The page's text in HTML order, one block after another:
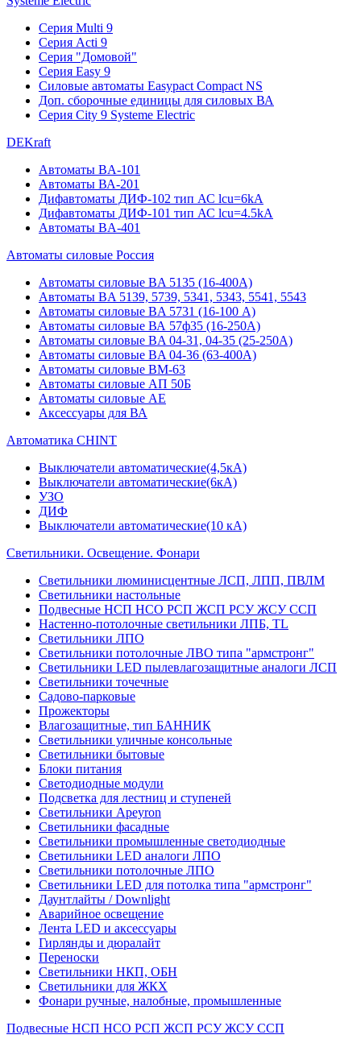
Серия Multi 9
Серия Acti 9
Серия "Домовой"
Серия Easy 9
Силовые автоматы Easypact Compact NS
Доп. сборочные единицы для силовых ВА
Серия City 9 Systeme Electric
DEKraft
Автоматы BA-101
Автоматы ВА-201
Дифавтоматы ДИФ-102 тип АС lcu=6kA
Дифавтоматы ДИФ-101 тип АС lcu=4.5kA
Автоматы BA-401
Автоматы силовые Россия
Автоматы силовые BA 5135 (16-400А)
Автоматы BA 5139, 5739, 5341, 5343, 5541, 5543
Автоматы силовые BA 5731 (16-100 А)
Автоматы силовые ВА 57ф35 (16-250А)
Автоматы силовые BA 04-31, 04-35 (25-250А)
Автоматы силовые BA 04-36 (63-400А)
Автоматы силовые ВМ-63
Автоматы силовые АП 50Б
Автоматы силовые АЕ
Аксессуары для ВА
Автоматика CHINT
Выключатели автоматические(4,5кА)
Выключатели автоматические(6кА)
УЗО
ДИФ
Выключатели автоматические(10 кА)
Светильники. Освещение. Фонари
Светильники люминисцентные ЛСП, ЛПП, ПВЛМ
Светильники настольные
Подвесные НСП НСО РСП ЖСП РСУ ЖСУ ССП
Настенно-потолочные светильники ЛПБ, TL
Светильники ЛПО
Светильники потолочные ЛВО типа "армстронг"
Светильники LED пылевлагозащитные аналоги ЛСП
Светильники точечные
Садово-парковые
Прожекторы
Влагозащитные, тип БАННИК
Светильники уличные консольные
Светильники бытовые
Блоки питания
Светодиодные модули
Подсветка для лестниц и ступеней
Светильники Apeyron
Светильники фасадные
Светильники промышленные светодиодные
Светильники LED аналоги ЛПО
Светильники потолочные ЛПО
Светильники LED для потолка типа "армстронг"
Даунтлайты / Downlight
Аварийное освещение
Лента LED и аксессуары
Гирлянды и дюралайт
Переноски
Светильники НКП, ОБН
Светильники для ЖКХ
Фонари ручные, налобные, промышленные
Подвесные НСП НСО РСП ЖСП РСУ ЖСУ ССП